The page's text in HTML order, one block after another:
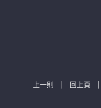
上一則 | 回上頁